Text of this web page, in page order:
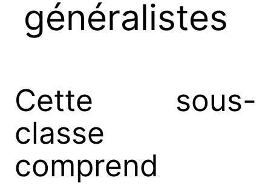
généralistes
Cette sous-
classe
comprend